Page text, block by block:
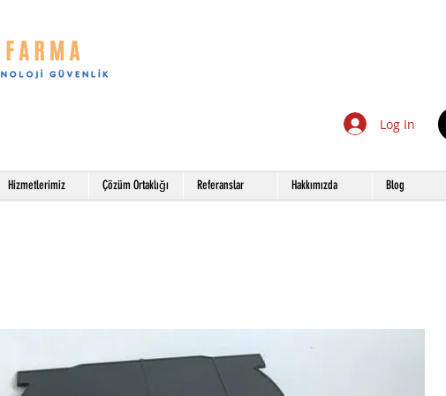
Log In
Hizmetlerimiz Çözüm Ortaklığı Referanslar Hakkımızda Blog